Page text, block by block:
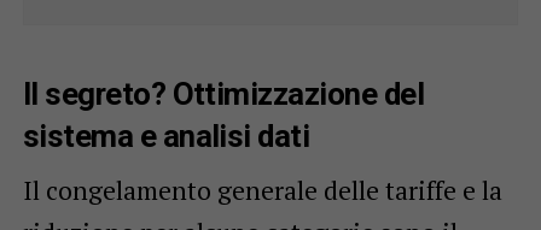
Il segreto? Ottimizzazione del
sistema e analisi dati
Il congelamento generale delle tariffe e la